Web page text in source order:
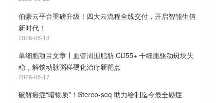
伯豪云平台重磅升级！四大云流程全线交付，开启智能生信
新时代！
2026-06-18
单细胞项目文章丨血管周围脂肪 CD55+ 干细胞驱动斑块失
稳，解锁动脉粥样硬化治疗新靶点
2026-06-17
破解癌症“暗物质”！Stereo-seq 助力绘制迄今最全癌症